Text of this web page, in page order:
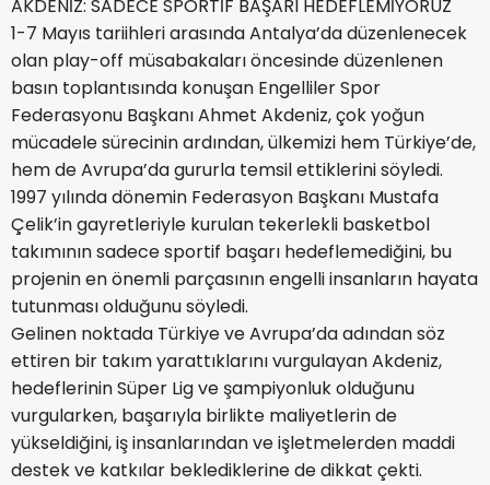
AKDENİZ: SADECE SPORTİF BAŞARI HEDEFLEMİYORUZ
1-7 Mayıs tariihleri arasında Antalya’da düzenlenecek
olan play-off müsabakaları öncesinde düzenlenen
basın toplantısında konuşan Engelliler Spor
Federasyonu Başkanı Ahmet Akdeniz, çok yoğun
mücadele sürecinin ardından, ülkemizi hem Türkiye’de,
hem de Avrupa’da gururla temsil ettiklerini söyledi.
1997 yılında dönemin Federasyon Başkanı Mustafa
Çelik’in gayretleriyle kurulan tekerlekli basketbol
takımının sadece sportif başarı hedeflemediğini, bu
projenin en önemli parçasının engelli insanların hayata
tutunması olduğunu söyledi.
Gelinen noktada Türkiye ve Avrupa’da adından söz
ettiren bir takım yarattıklarını vurgulayan Akdeniz,
hedeflerinin Süper Lig ve şampiyonluk olduğunu
vurgularken, başarıyla birlikte maliyetlerin de
yükseldiğini, iş insanlarından ve işletmelerden maddi
destek ve katkılar beklediklerine de dikkat çekti.